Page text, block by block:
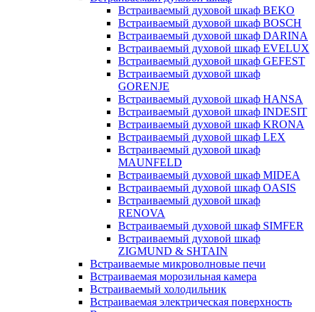
Встраиваемый духовой шкаф BEKO
Встраиваемый духовой шкаф BOSCH
Встраиваемый духовой шкаф DARINA
Встраиваемый духовой шкаф EVELUX
Встраиваемый духовой шкаф GEFEST
Встраиваемый духовой шкаф
GORENJE
Встраиваемый духовой шкаф HANSA
Встраиваемый духовой шкаф INDESIT
Встраиваемый духовой шкаф KRONA
Встраиваемый духовой шкаф LEX
Встраиваемый духовой шкаф
MAUNFELD
Встраиваемый духовой шкаф MIDEA
Встраиваемый духовой шкаф OASIS
Встраиваемый духовой шкаф
RENOVA
Встраиваемый духовой шкаф SIMFER
Встраиваемый духовой шкаф
ZIGMUND & SHTAIN
Встраиваемые микроволновые печи
Встраиваемая морозильная камера
Встраиваемый холодильник
Встраиваемая электрическая поверхность